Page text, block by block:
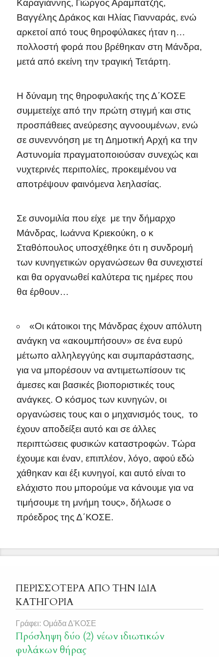
Καραγιάννης, Γιώργος Αραμπατζής,
Βαγγέλης Δράκος και Ηλίας Γιανναράς, ενώ
αρκετοί από τους θηροφύλακες ήταν η…
πολλοστή φορά που βρέθηκαν στη Μάνδρα,
μετά από εκείνη την τραγική Τετάρτη.
Η δύναμη της θηροφυλακής της Δ΄ΚΟΣΕ
συμμετείχε από την πρώτη στιγμή και στις
προσπάθειες ανεύρεσης αγνοουμένων, ενώ
σε συνεννόηση με τη Δημοτική Αρχή κα την
Αστυνομία πραγματοποιούσαν συνεχώς και
νυχτερινές περιπολίες, προκειμένου να
αποτρέψουν φαινόμενα λεηλασίας.
Σε συνομιλία που είχε με την δήμαρχο
Μάνδρας, Ιωάννα Κριεκούκη, ο κ
Σταθόπουλος υποσχέθηκε ότι η συνδρομή
των κυνηγετικών οργανώσεων θα συνεχιστεί
και θα οργανωθεί καλύτερα τις ημέρες που
θα έρθουν…
«Οι κάτοικοι της Μάνδρας έχουν απόλυτη
ανάγκη να «ακουμπήσουν» σε ένα ευρύ
μέτωπο αλληλεγγύης και συμπαράστασης,
για να μπορέσουν να αντιμετωπίσουν τις
άμεσες και βασικές βιοποριστικές τους
ανάγκες. Ο κόσμος των κυνηγών, οι
οργανώσεις τους και ο μηχανισμός τους, το
έχουν αποδείξει αυτό και σε άλλες
περιπτώσεις φυσικών καταστροφών. Τώρα
έχουμε και έναν, επιπλέον, λόγο, αφού εδώ
χάθηκαν και έξι κυνηγοί, και αυτό είναι το
ελάχιστο που μπορούμε να κάνουμε για να
τιμήσουμε τη μνήμη τους», δήλωσε ο
πρόεδρος της Δ΄ΚΟΣΕ.
ΠΕΡΙΣΣΟΤΕΡΑ ΑΠΟ ΤΗΝ ΙΔΙΑ
ΚΑΤΗΓΟΡΙΑ
Γράφει: Ομάδα Δ'ΚΟΣΕ
Πρόσληψη δύο (2) νέων ιδιωτικών
φυλάκων θήρας